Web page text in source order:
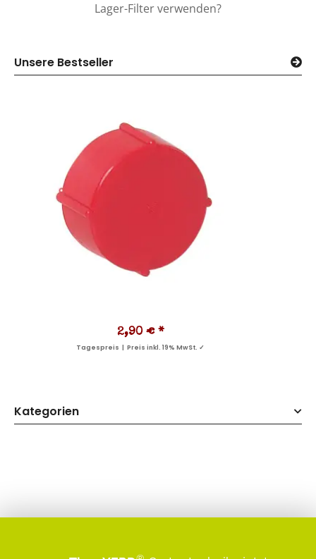
Lager-Filter verwenden?
Unsere Bestseller
2,90 € *
Tagespreis | Preis inkl. 19% MwSt. ✓
Kategorien